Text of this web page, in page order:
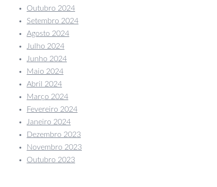
Outubro 2024
Setembro 2024
Agosto 2024
Julho 2024
Junho 2024
Maio 2024
Abril 2024
Março 2024
Fevereiro 2024
Janeiro 2024
Dezembro 2023
Novembro 2023
Outubro 2023